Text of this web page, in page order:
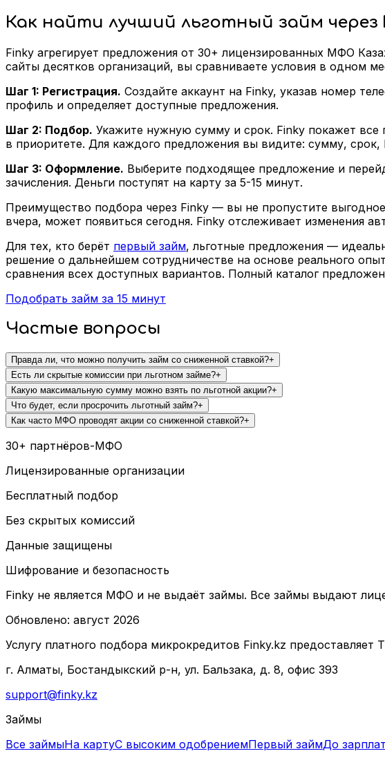
Как найти лучший льготный займ через
Finky агрегирует предложения от 30+ лицензированных МФО
сайты десятков организаций, вы сравниваете условия в одном
Шаг 1: Регистрация. Создайте аккаунт на Finky, указав номер
профиль и определяет доступные предложения.
Шаг 2: Подбор. Укажите нужную сумму и срок. Finky покажет
в приоритете. Для каждого предложения вы видите: сумму,
Шаг 3: Оформление. Выберите подходящее предложение и
зачисления. Деньги поступят на карту за 5-15 минут.
Преимущество подбора через Finky — вы не пропустите
вчера, может появиться сегодня. Finky отслеживает изменения
Для тех, кто берёт первый займ, льготные предложения —
решение о дальнейшем сотрудничестве на основе реального
сравнения всех доступных вариантов. Полный каталог
Подобрать займ за 15 минут
Частые вопросы
Правда ли, что можно получить займ со сниженной ставкой?+
Есть ли скрытые комиссии при льготном займе?+
Какую максимальную сумму можно взять по льготной акции?+
Что будет, если просрочить льготный займ?+
Как часто МФО проводят акции со сниженной ставкой?+
30+ партнёров-МФО
Лицензированные организации
Бесплатный подбор
Без скрытых комиссий
Данные защищены
Шифрование и безопасность
Finky не является МФО и не выдаёт займы. Все займы выдают
Обновлено: август 2026
Услугу платного подбора микрокредитов Finky.kz
г. Алматы, Бостандыкский р-н, ул. Бальзака, д. 8, офис 393
support@finky.kz
Займы
Все займыНа картуС высоким одобрениемПервый займДо